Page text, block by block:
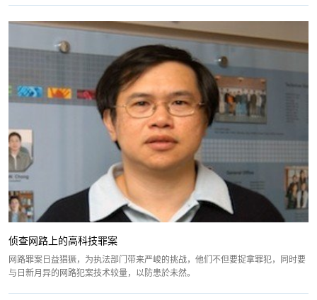
侦查网路上的高科技罪案
网路罪案日益猖獗，为执法部门带来严峻的挑战，他们不但要捉拿罪犯，同时要
与日新月异的网路犯案技术较量，以防患於未然。